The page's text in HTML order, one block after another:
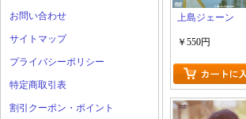
お問い合わせ
サイトマップ
プライバシーポリシー
特定商取引表
割引クーポン・ポイント
上島ジェーン
￥550円